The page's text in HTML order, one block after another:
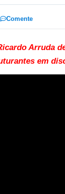
Comente
Arruda
em